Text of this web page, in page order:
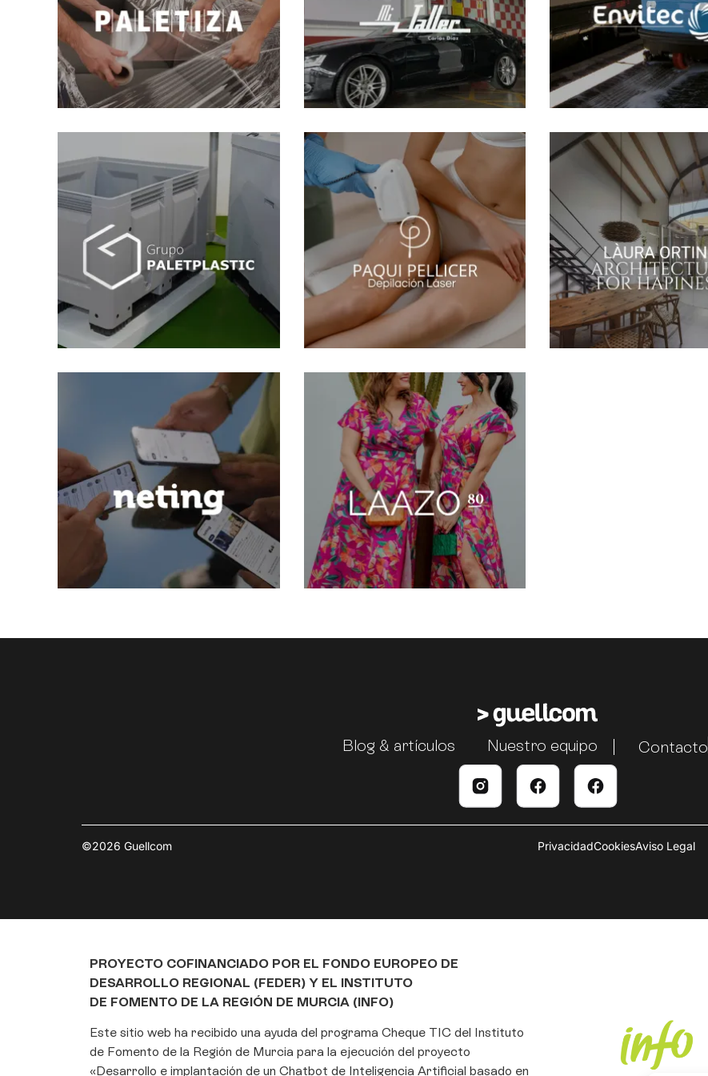
Blog & artículos Nuestro equipo Contacto
©2026 Guellcom PrivacidadCookiesAviso Legal
PROYECTO COFINANCIADO POR EL FONDO EUROPEO DE
DESARROLLO REGIONAL (FEDER) Y EL INSTITUTO
DE FOMENTO DE LA REGIÓN DE MURCIA (INFO)
Este sitio web ha recibido una ayuda del programa Cheque TIC del Instituto
de Fomento de la Región de Murcia para la ejecución del proyecto
«Desarrollo e implantación de un Chatbot de Inteligencia Artificial basado en